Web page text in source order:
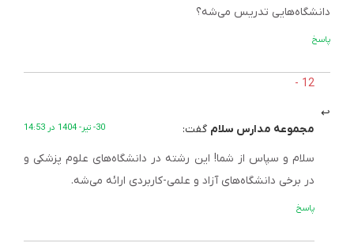
دانشگاه‌هایی تدریس می‌شه؟
پاسخ
مجموعه مدارس سلام گفت: 30- تیر- 1404 در 14:53
سلام و سپاس از شما! این رشته در دانشگاه‌های علوم پزشکی و
در برخی دانشگاه‌های آزاد و علمی-کاربردی ارائه می‌شه.
پاسخ